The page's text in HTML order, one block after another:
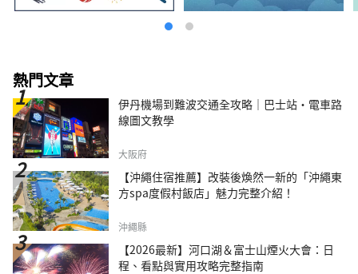
熱門文章
伊丹機場到難波交通全攻略｜巴士站・電車路
線圖文教學
大阪府
【沖繩住宿推薦】改裝後煥然一新的「沖繩東
方spa度假村飯店」魅力完整介紹！
沖繩縣
【2026最新】河口湖＆富士山煙火大會：日
程、看點與實用攻略完整指南